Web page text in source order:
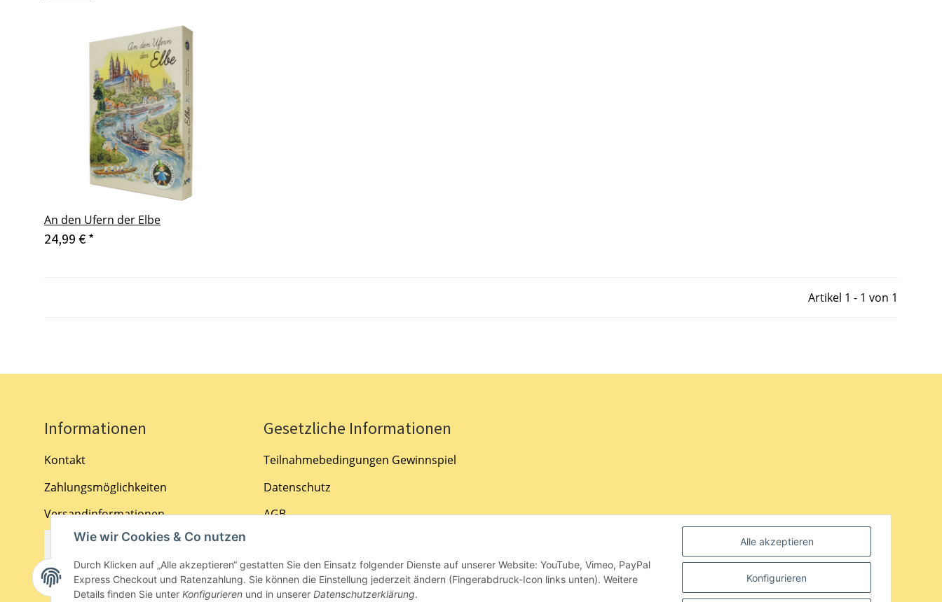
An den Ufern der Elbe
24,99 € *
Artikel 1 - 1 von 1
Informationen
Kontakt
Zahlungsmöglichkeiten
Versandinformationen
Bestellung widerrufen
Gesetzliche Informationen
Teilnahmebedingungen Gewinnspiel
Datenschutz
AGB
Widerrufsrecht
Wie wir Cookies & Co nutzen
Durch Klicken auf „Alle akzeptieren“ gestatten Sie den Einsatz folgender Dienste auf unserer Website: YouTube, Vimeo, PayPal
Express Checkout und Ratenzahlung. Sie können die Einstellung jederzeit ändern (Fingerabdruck-Icon links unten). Weitere
Details finden Sie unter Konfigurieren und in unserer Datenschutzerklärung.
Alle akzeptieren
Konfigurieren